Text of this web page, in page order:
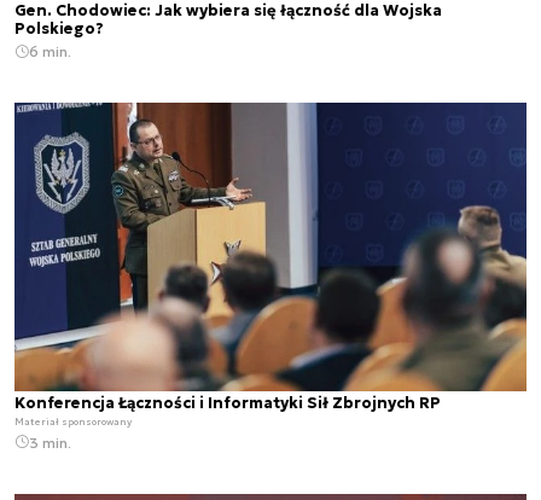
Gen. Chodowiec: Jak wybiera się łączność dla Wojska
Polskiego?
6 min.
Konferencja Łączności i Informatyki Sił Zbrojnych RP
Materiał sponsorowany
3 min.